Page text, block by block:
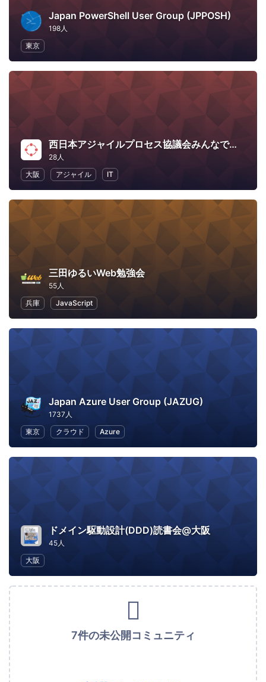
Japan PowerShell User Group (JPPOSH)
198人
東京
西日本アジャイルプロセス協議会みんなで価値あるソフトウェアをつくろう部会
28人
大阪
アジャイル IT
三田ゆるいWeb勉強会
55人
兵庫
JavaScript
Japan Azure User Group (JAZUG)
1737人
東京
クラウド Azure
ドメイン駆動設計(DDD)読書会@大阪
45人
大阪
7件の未公開コミュニティ